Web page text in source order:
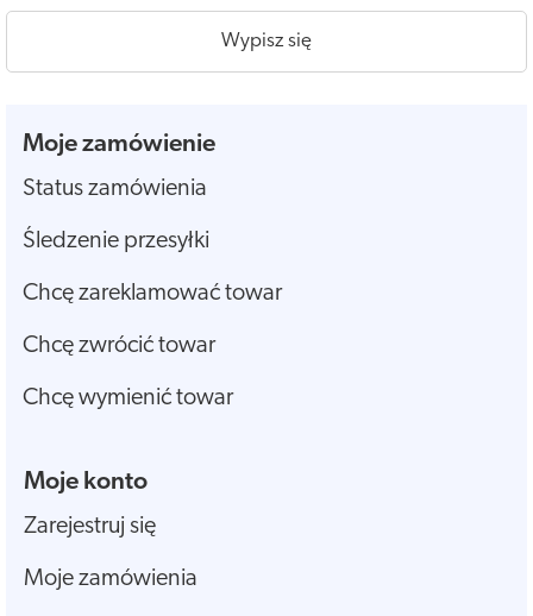
Wypisz się
Moje zamówienie
Status zamówienia
Śledzenie przesyłki
Chcę zareklamować towar
Chcę zwrócić towar
Chcę wymienić towar
Moje konto
Zarejestruj się
Moje zamówienia